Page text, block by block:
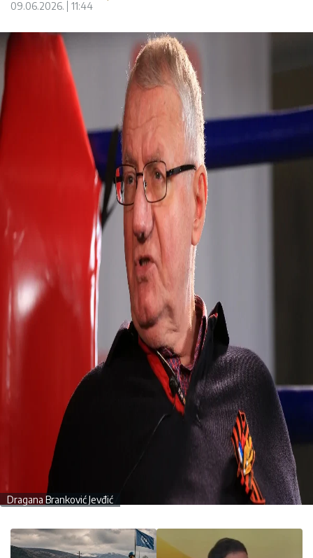
09.06.2026.
11:44
Dragana Branković Jevđić